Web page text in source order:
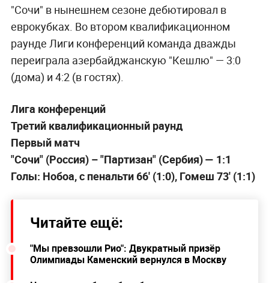
"Сочи" в нынешнем сезоне дебютировал в
еврокубках. Во втором квалификационном
раунде Лиги конференций команда дважды
переиграла азербайджанскую "Кешлю" — 3:0
(дома) и 4:2 (в гостях).
Лига конференций
Третий квалификационный раунд
Первый матч
"Сочи" (Россия) – "Партизан" (Сербия) — 1:1
Голы: Нобоа, с пенальти 66' (1:0), Гомеш 73' (1:1)
Читайте ещё:
"Мы превзошли Рио": Двукратный призёр
Олимпиады Каменский вернулся в Москву